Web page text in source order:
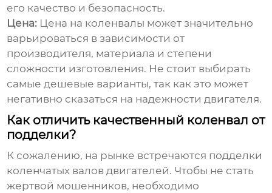
его качество и безопасность.
Цена: Цена на коленвалы может значительно
варьироваться в зависимости от
производителя, материала и степени
сложности изготовления. Не стоит выбирать
самые дешевые варианты, так как это может
негативно сказаться на надежности двигателя.
Как отличить качественный коленвал от
подделки?
К сожалению, на рынке встречаются подделки
коленчатых валов двигателей. Чтобы не стать
жертвой мошенников, необходимо